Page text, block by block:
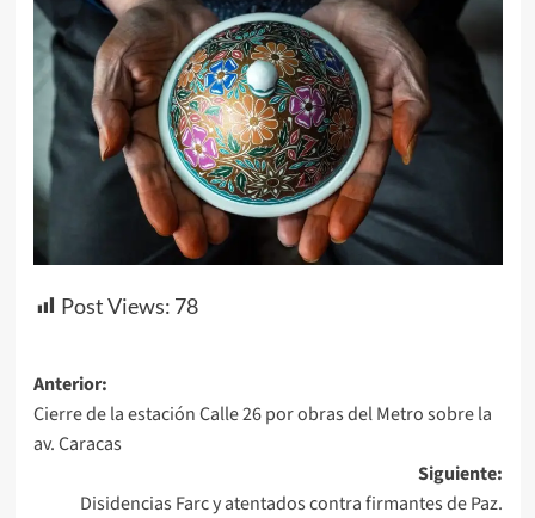
Post Views: 78
Navegación
de
entradas
Anterior:
Cierre de la estación Calle 26 por obras del Metro sobre la
av. Caracas
Siguiente:
Disidencias Farc y atentados contra firmantes de Paz.